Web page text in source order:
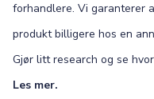
forhandlere. Vi garanterer
produkt billigere hos en
Gjør litt research og se
Les mer.